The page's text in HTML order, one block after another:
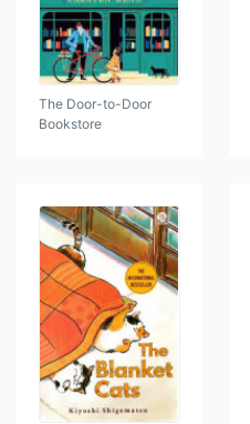
The Door-to-Door
Bookstore